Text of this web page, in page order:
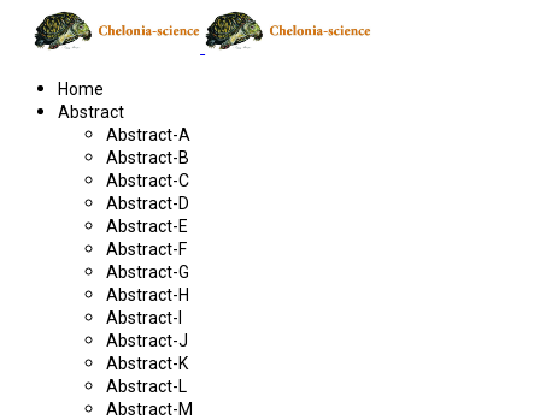
Home
Abstract
Abstract-A
Abstract-B
Abstract-C
Abstract-D
Abstract-E
Abstract-F
Abstract-G
Abstract-H
Abstract-I
Abstract-J
Abstract-K
Abstract-L
Abstract-M